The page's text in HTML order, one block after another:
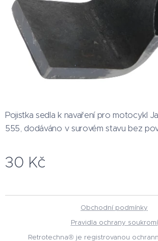
Pojistka sedla k navaření pro motocykl
555, dodáváno v surovém stavu bez
30 Kč
Obchodní podmínky
Pravidla ochrany soukromí
Retrotechna® je registrovanou